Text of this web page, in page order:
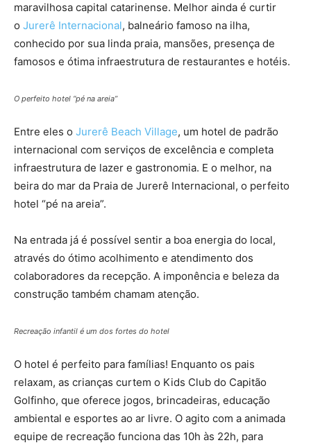
maravilhosa capital catarinense. Melhor ainda é curtir
o Jurerê Internacional, balneário famoso na ilha,
conhecido por sua linda praia, mansões, presença de
famosos e ótima infraestrutura de restaurantes e hotéis.
O perfeito hotel “pé na areia”
Entre eles o Jurerê Beach Village, um hotel de padrão
internacional com serviços de excelência e completa
infraestrutura de lazer e gastronomia. E o melhor, na
beira do mar da Praia de Jurerê Internacional, o perfeito
hotel “pé na areia”.
Na entrada já é possível sentir a boa energia do local,
através do ótimo acolhimento e atendimento dos
colaboradores da recepção. A imponência e beleza da
construção também chamam atenção.
Recreação infantil é um dos fortes do hotel
O hotel é perfeito para famílias! Enquanto os pais
relaxam, as crianças curtem o Kids Club do Capitão
Golfinho, que oferece jogos, brincadeiras, educação
ambiental e esportes ao ar livre. O agito com a animada
equipe de recreação funciona das 10h às 22h, para